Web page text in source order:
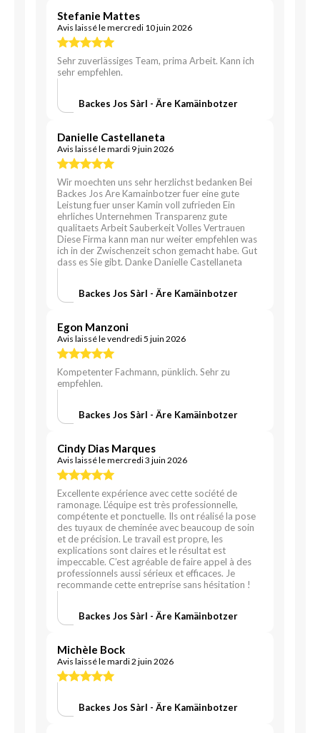
Stefanie Mattes
Avis laissé le mercredi 10 juin 2026
Sehr zuverlässiges Team, prima Arbeit. Kann ich
sehr empfehlen.
Backes Jos Sàrl - Äre Kamäinbotzer
Danielle Castellaneta
Avis laissé le mardi 9 juin 2026
Wir moechten uns sehr herzlichst bedanken Bei
Backes Jos Are Kamainbotzer fuer eine gute
Leistung fuer unser Kamin voll zufrieden Ein
ehrliches Unternehmen Transparenz gute
qualitaets Arbeit Sauberkeit Volles Vertrauen
Diese Firma kann man nur weiter empfehlen was
ich in der Zwischenzeit schon gemacht habe. Gut
dass es Sie gibt. Danke Danielle Castellaneta
Backes Jos Sàrl - Äre Kamäinbotzer
Egon Manzoni
Avis laissé le vendredi 5 juin 2026
Kompetenter Fachmann, pünklich. Sehr zu
empfehlen.
Backes Jos Sàrl - Äre Kamäinbotzer
Cindy Dias Marques
Avis laissé le mercredi 3 juin 2026
Excellente expérience avec cette société de
ramonage. L’équipe est très professionnelle,
compétente et ponctuelle. Ils ont réalisé la pose
des tuyaux de cheminée avec beaucoup de soin
et de précision. Le travail est propre, les
explications sont claires et le résultat est
impeccable. C’est agréable de faire appel à des
professionnels aussi sérieux et efficaces. Je
recommande cette entreprise sans hésitation !
Backes Jos Sàrl - Äre Kamäinbotzer
Michèle Bock
Avis laissé le mardi 2 juin 2026
Backes Jos Sàrl - Äre Kamäinbotzer